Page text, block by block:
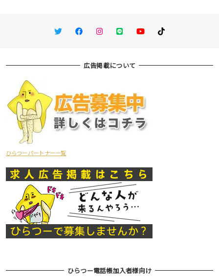
TwitterFacebookInstagram
LINE You TubeTikTok
広告掲載について
ひらつーパートナー一覧
ひらつー電話帳加入者様向け